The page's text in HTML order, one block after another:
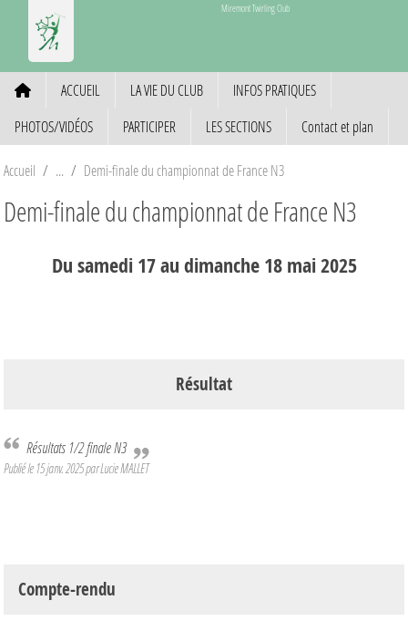
Miremont Twirling Club
ACCUEIL LA VIE DU CLUB
INFOS PRATIQUES
PHOTOS/VIDÉOS
PARTICIPER LES SECTIONS Contact et plan
Accueil Demi-finale du championnat de France N3
Demi-finale du championnat de France N3
Dusamedi17audimanche18 mai2025
Résultat
Résultats 1/2 finale N3
Publié le 15 janv. 2025par Lucie MALLET
Compte-rendu
Panneau de gestion des cookies